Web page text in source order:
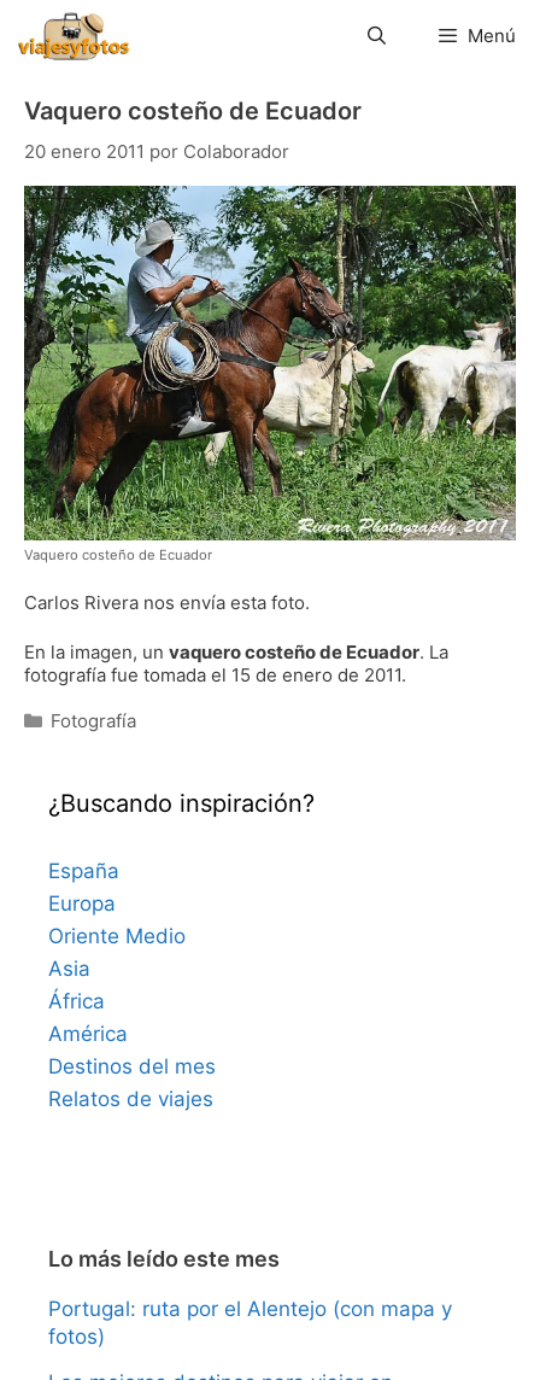
contenido
Menú
Vaquero costeño de Ecuador
20 enero 2011 por Colaborador
Vaquero costeño de Ecuador
Carlos Rivera nos envía esta foto.
En la imagen, un vaquero costeño de Ecuador. La
fotografía fue tomada el 15 de enero de 2011.
Categorías
Fotografía
¿Buscando inspiración?
España
Europa
Oriente Medio
Asia
África
América
Destinos del mes
Relatos de viajes
Lo más leído este mes
Portugal: ruta por el Alentejo (con mapa y
fotos)